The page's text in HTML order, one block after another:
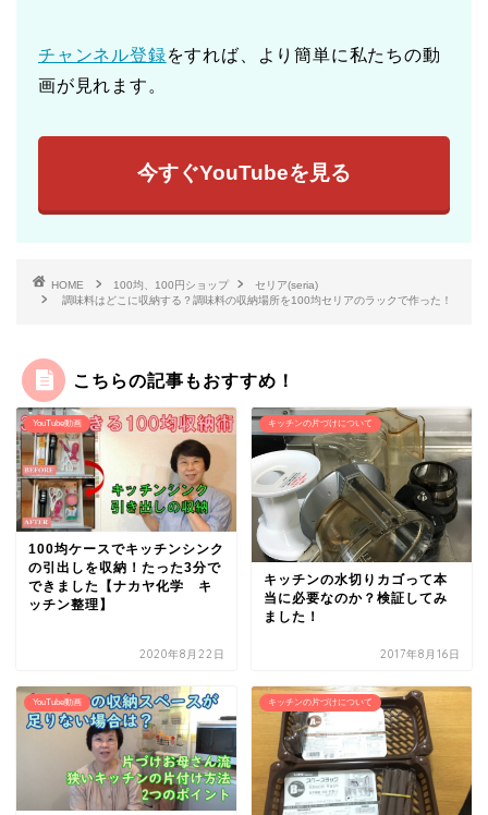
チャンネル登録をすれば、より簡単に私たちの動
画が見れます。
今すぐYouTubeを見る
HOME 100均、100円ショップ
セリア(seria)
調味料はどこに収納する？調味料の収納場所を100均セリアのラックで作った！
こちらの記事もおすすめ！
YouTube動画
100均ケースでキッチンシンク
の引出しを収納！たった3分で
できました【ナカヤ化学 キ
ッチン整理】
2020年8月22日
キッチンの片づけについて
キッチンの水切りカゴって本
当に必要なのか？検証してみ
ました！
2017年8月16日
YouTube動画 キッチンの片づけについて